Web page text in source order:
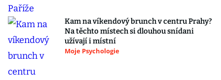
Kam na víkendový brunch v centru Prahy?
Na těchto místech si dlouhou snídani
užívají i místní
Moje Psychologie